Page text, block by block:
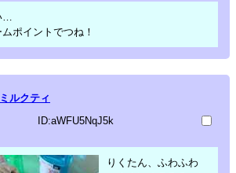
ポイントでつね！
ルクティ
ID:aWFU5NqJ5k
りくたん、ふわふわ